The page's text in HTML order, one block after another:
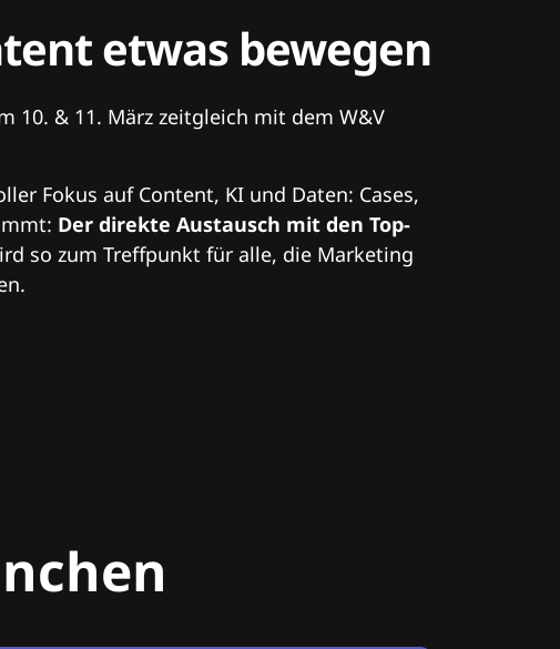
etwas bewegen
10. & 11. März zeitgleich mit dem W&V
Fokus auf Content, KI und Daten: Cases,
Der direkte Austausch mit den Top-
so zum Treffpunkt für alle, die Marketing